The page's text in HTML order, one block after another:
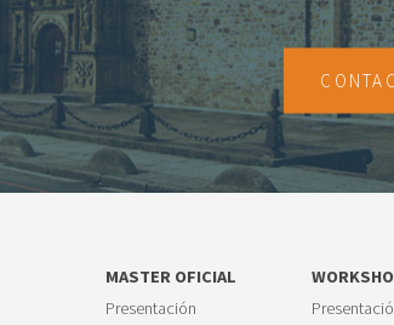
MASTER OFICIAL
Presentación